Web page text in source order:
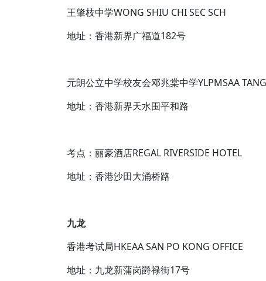
王肇枝中学WONG SHIU CHI SEC SCH
地址：香港新界广福道182号
元朗公立中学校友会邓兆棠中学YLPMSAA
地址：香港新界天水围平和路
考点：丽豪酒店REGAL RIVERSIDE HOTEL
地址：香港沙田大涌桥路
九龙
香港考试局HKEAA SAN PO KONG OFFICE
地址：九龙新蒲岗爵禄街17号